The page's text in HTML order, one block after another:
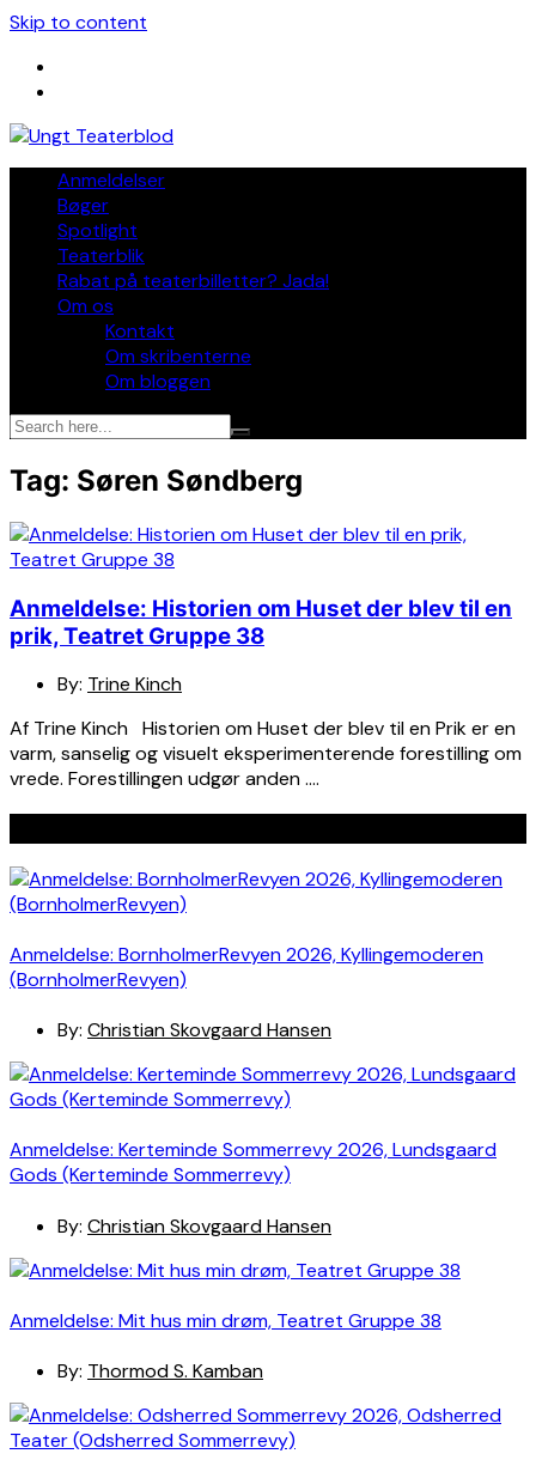
Skip to content
Anmeldelser
Bøger
Spotlight
Teaterblik
Rabat på teaterbilletter? Jada!
Om os
Kontakt
Om skribenterne
Om bloggen
Tag: Søren Søndberg
Anmeldelse: Historien om Huset der blev til en
prik, Teatret Gruppe 38
By: Trine Kinch
Af Trine Kinch Historien om Huset der blev til en Prik er en
varm, sanselig og visuelt eksperimenterende forestilling om
vrede. Forestillingen udgør anden ….
Anmeldelse: BornholmerRevyen 2026, Kyllingemoderen
(BornholmerRevyen)
By: Christian Skovgaard Hansen
Anmeldelse: Kerteminde Sommerrevy 2026, Lundsgaard
Gods (Kerteminde Sommerrevy)
By: Christian Skovgaard Hansen
Anmeldelse: Mit hus min drøm, Teatret Gruppe 38
By: Thormod S. Kamban